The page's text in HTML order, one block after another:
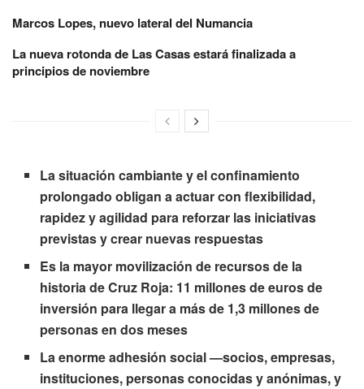
Marcos Lopes, nuevo lateral del Numancia
La nueva rotonda de Las Casas estará finalizada a
principios de noviembre
La situación cambiante y el confinamiento
prolongado obligan a actuar con flexibilidad,
rapidez y agilidad para reforzar las iniciativas
previstas y crear nuevas respuestas
Es la mayor movilización de recursos de la
historia de Cruz Roja: 11 millones de euros de
inversión para llegar a más de 1,3 millones de
personas en dos meses
La enorme adhesión social —socios, empresas,
instituciones, personas conocidas y anónimas, y